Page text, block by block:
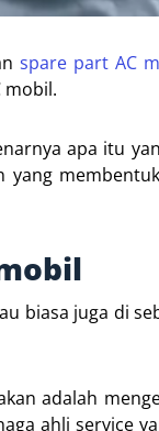
spare part AC
mobil.
apa itu
biasa juga di
adalah
ahli service